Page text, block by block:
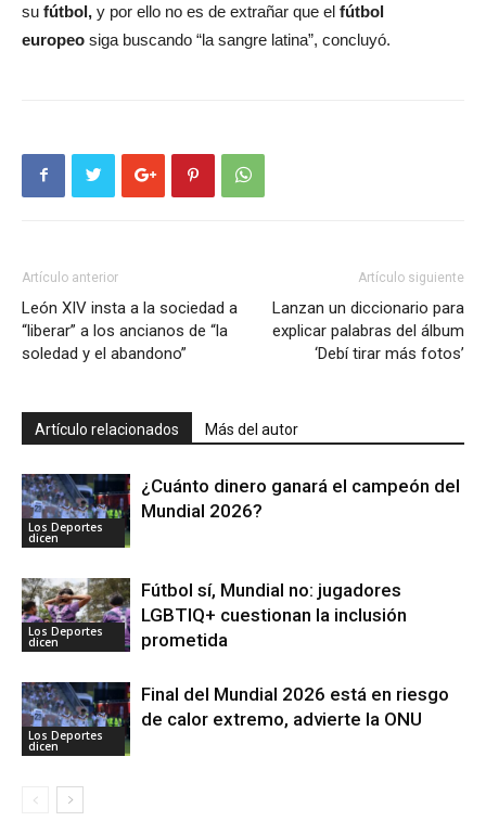
su fútbol, y por ello no es de extrañar que el fútbol
europeo siga buscando “la sangre latina”, concluyó.
Artículo anterior
León XIV insta a la sociedad a
“liberar” a los ancianos de “la
soledad y el abandono”
Artículo siguiente
Lanzan un diccionario para
explicar palabras del álbum
‘Debí tirar más fotos’
Artículo relacionados Más del autor
Los Deportes
dicen
¿Cuánto dinero ganará el campeón del
Mundial 2026?
Los Deportes
dicen
Fútbol sí, Mundial no: jugadores
LGBTIQ+ cuestionan la inclusión
prometida
Los Deportes
dicen
Final del Mundial 2026 está en riesgo
de calor extremo, advierte la ONU